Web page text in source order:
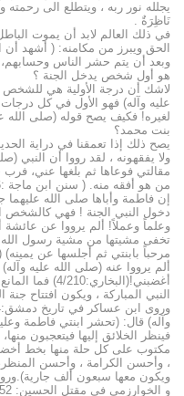
يجلله نور ربه ، ويتطلع الى
نَاظِرَةٌ .
في ذلك العالم لابد أن يموت
الحق ويبرز من مكامنه: ( أشهد
وبعد أن يتم حشر الناس وحسابهم،
هو أول شخص يدخل الجنة ؟
لاشك أن درجة الأولية هي للشخص
عليه وآله) فهو الأول في كل
لغيره! فكيف يصح قوله (صلى
بنت محمد؟
يصح ذلك إذا تعمقنا في دراية
ولا يفقهونه ، لقد رووا أن النبي
مقالتي فوعاها ثم بلغها عني،
من هو أفقه منه. ( سنن ابن ماجة :1/86 ) !
إن فاطمة وأباها صلى الله عليهما
دخول النبي الجنة ! فهي كالشخص
وعلماً وعملاً! ألم يرووا عن عائشة
تخفى مشيتها من مشية رسول الله
مرحباً بابنتي ثم أجلسها عن يمينه)
ألم يرووا عنه (صلى الله عليه
النبي المباركة ، ويكون افتتاح جنة
وآله) قال: (تحشر ابنتي فاطمة
فينظر الخلائق إليها فيتعجبون
مكتوب على كل حلة منها بخط
، وأحسن الكرامة ، وأحسن